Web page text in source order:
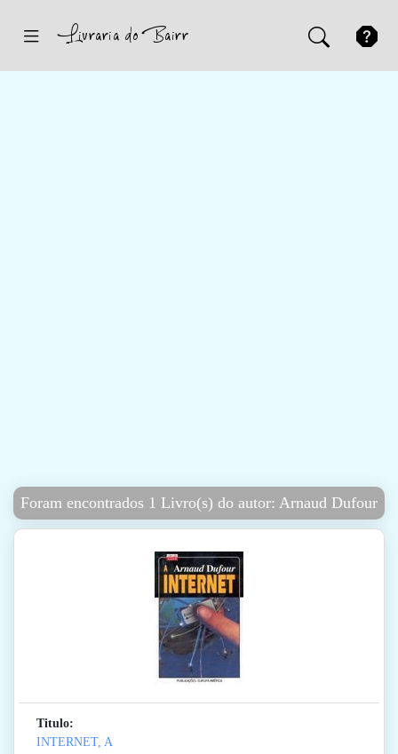
Foram encontrados 1 Livro(s) do autor: Arnaud Dufour
Titulo:
INTERNET, A